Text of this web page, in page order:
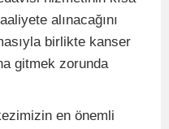
alınacağını
birlikte kanser
gitmek zorunda
en önemli